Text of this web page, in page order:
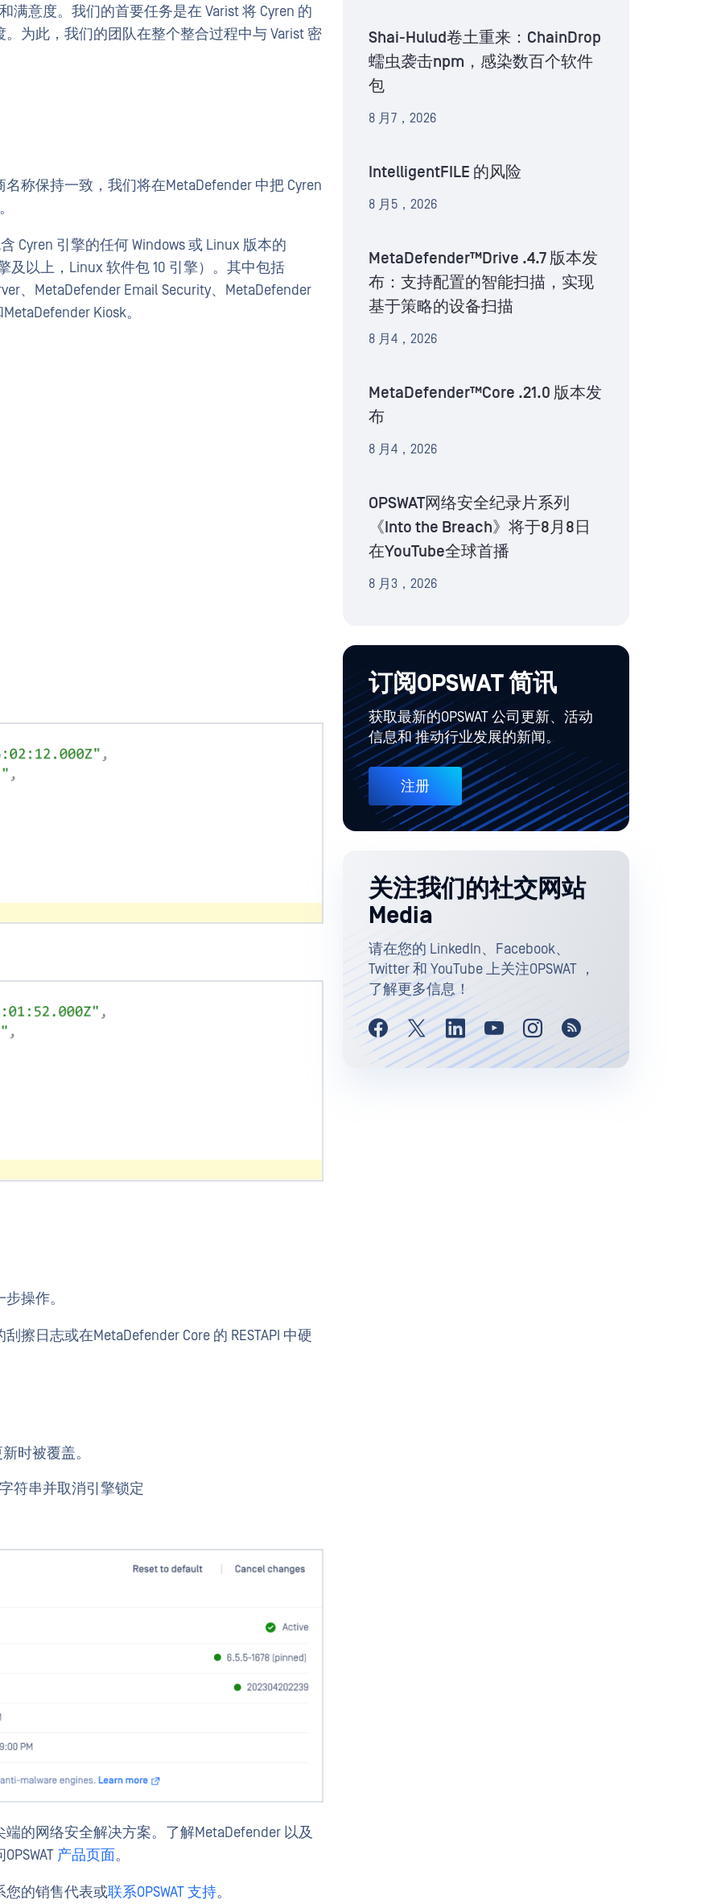
满意度。我们的首要任务是在 Varist 将 Cyren 的
为此，我们的团队在整个整合过程中与 Varist 密
称保持一致，我们将在MetaDefender 中把 Cyren
Cyren 引擎的任何 Windows 或 Linux 版本的
及以上，Linux 软件包 10 引擎）。其中包括
、MetaDefender Email Security、MetaDefender
Kiosk。
操作。
日志或在MetaDefender Core 的 RESTAPI 中硬
时被覆盖。
符串并取消引擎锁定
的网络安全解决方案。了解MetaDefender 以及
产品页面。
您的销售代表或联系OPSWAT 支持。
Shai-Hulud卷土重来：ChainDrop
蠕虫袭击npm，感染数百个软件
包
8 月7，2026
IntelligentFILE 的风险
8 月5，2026
MetaDefender™Drive .4.7 版本发
布：支持配置的智能扫描，实现
基于策略的设备扫描
8 月4，2026
MetaDefender™Core .21.0 版本发
布
8 月4，2026
OPSWAT网络安全纪录片系列
《Into the Breach》将于8月8日
在YouTube全球首播
8 月3，2026
订阅OPSWAT 简讯
获取最新的OPSWAT 公司更新、活动
信息和 推动行业发展的新闻。
注册
关注我们的社交网站
Media
请在您的 LinkedIn、Facebook、
Twitter 和 YouTube 上关注OPSWAT ，
了解更多信息！